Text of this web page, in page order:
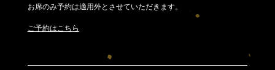
お席のみ予約は適用外とさせていただきます。
ご予約はこちら